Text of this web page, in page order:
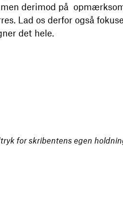
derimod på
Lad os derfor også
det hele.
for skribentens egen